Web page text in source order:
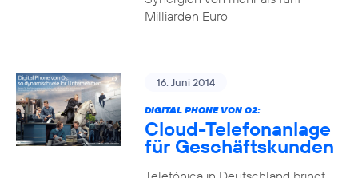
Milliarden Euro
16. Juni 2014
DIGITAL PHONE VON O2:
Cloud-Telefonanlage
für Geschäftskunden